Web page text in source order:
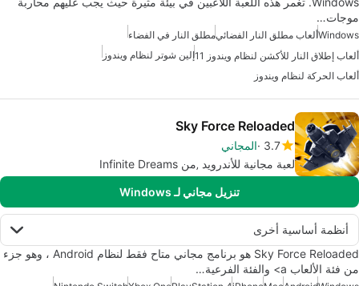
موجات…
Windowsألعاب مطلق النار الفضائيمطلق النار في الفضاء
ألعاب إطلاق النار للأكشن لنظام ويندوز 11
إلين شوتر لنظام ويندوز
ألعاب الحركة لنظام ويندوز
Sky Force Reloaded
3.7 المجاني
لعبة مجانية للأندرويد ‚من Infinite Dreams
تنزيل مجاني لـ Windows
أنظمة أساسية أخرى
Sky Force Reloaded هو برنامج مجاني متاح فقط لنظام Android ، وهو جزء
من فئة الألعاب a> والفئة الفرعية…